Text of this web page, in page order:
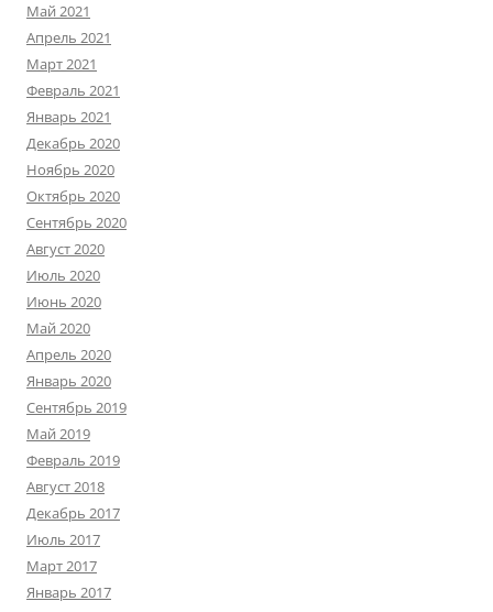
Май 2021
Апрель 2021
Март 2021
Февраль 2021
Январь 2021
Декабрь 2020
Ноябрь 2020
Октябрь 2020
Сентябрь 2020
Август 2020
Июль 2020
Июнь 2020
Май 2020
Апрель 2020
Январь 2020
Сентябрь 2019
Май 2019
Февраль 2019
Август 2018
Декабрь 2017
Июль 2017
Март 2017
Январь 2017